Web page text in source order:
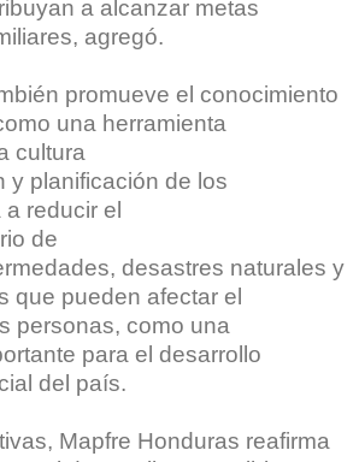
a alcanzar metas
agregó.
promueve el conocimiento
una herramienta
cultura
y planificación de los
reducir el
de
desastres naturales y
que pueden afectar el
personas, como una
para el desarrollo
del país.
Mapfre Honduras reafirma